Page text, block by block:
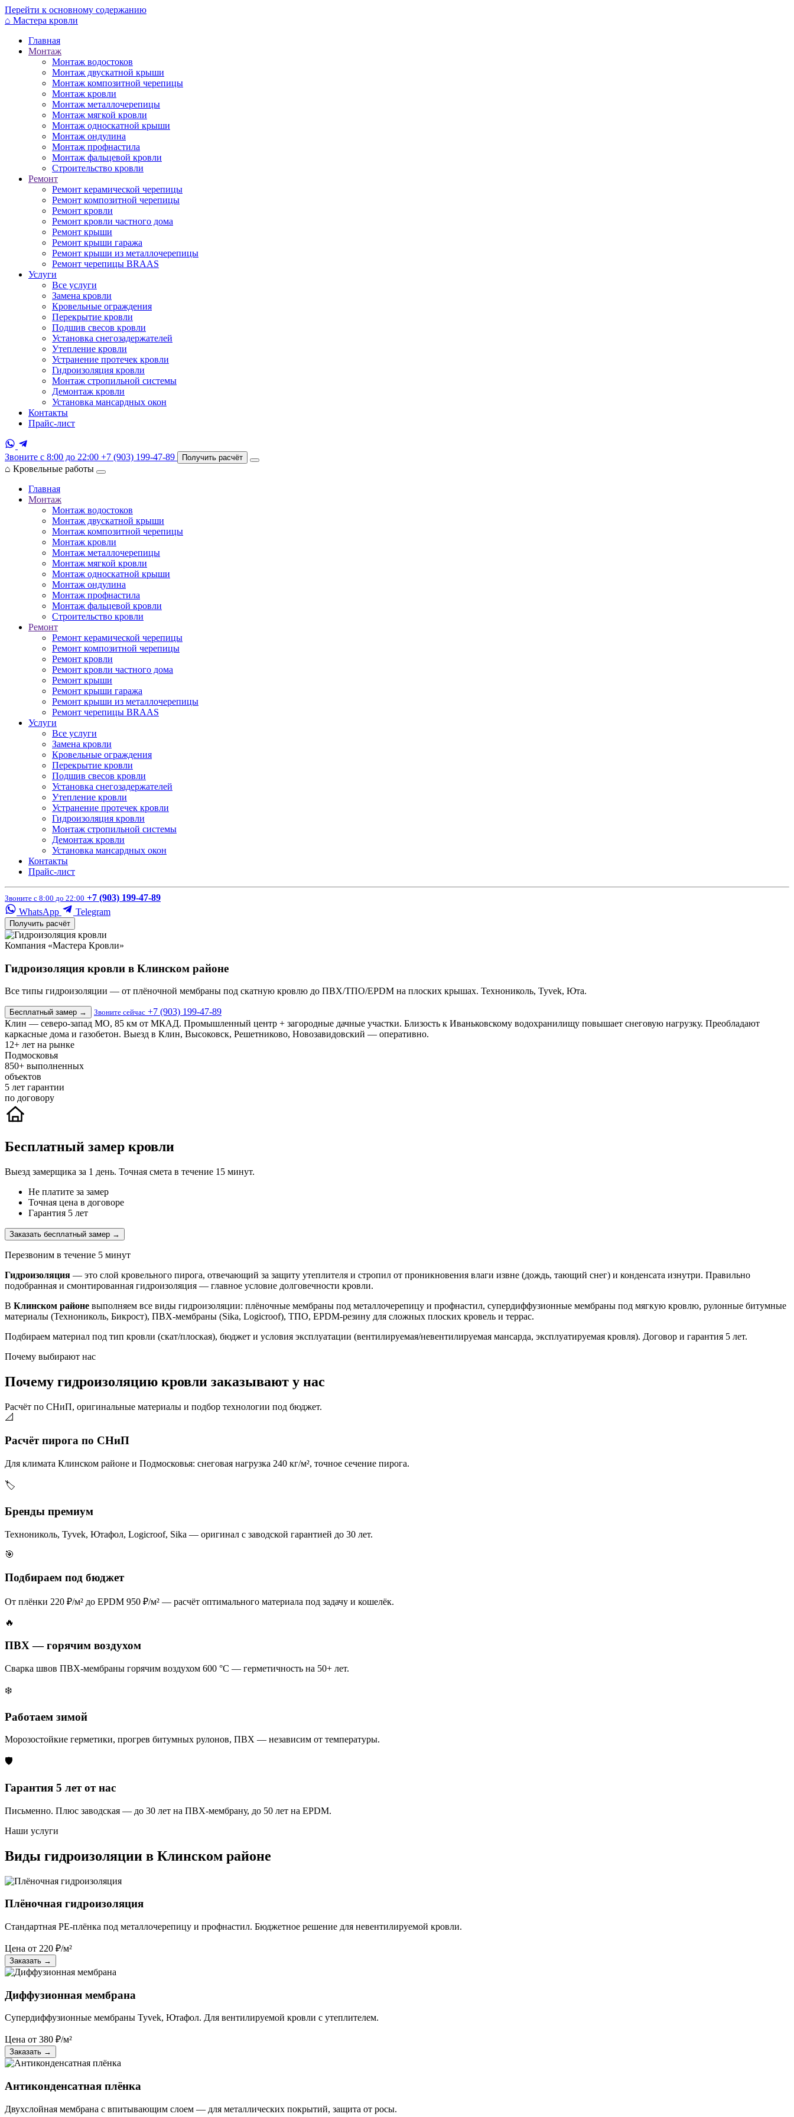
Перейти к основному содержанию
⌂ Мастера кровли
Главная
Монтаж
Монтаж водостоков
Монтаж двускатной крыши
Монтаж композитной черепицы
Монтаж кровли
Монтаж металлочерепицы
Монтаж мягкой кровли
Монтаж односкатной крыши
Монтаж ондулина
Монтаж профнастила
Монтаж фальцевой кровли
Строительство кровли
Ремонт
Ремонт керамической черепицы
Ремонт композитной черепицы
Ремонт кровли
Ремонт кровли частного дома
Ремонт крыши
Ремонт крыши гаража
Ремонт крыши из металлочерепицы
Ремонт черепицы BRAAS
Услуги
Все услуги
Замена кровли
Кровельные ограждения
Перекрытие кровли
Подшив свесов кровли
Установка снегозадержателей
Утепление кровли
Устранение протечек кровли
Гидроизоляция кровли
Монтаж стропильной системы
Демонтаж кровли
Установка мансардных окон
Контакты
Прайс-лист
Звоните с 8:00 до 22:00 +7 (903) 199-47-89 Получить расчёт
⌂ Кровельные работы
Главная
Монтаж
Монтаж водостоков
Монтаж двускатной крыши
Монтаж композитной черепицы
Монтаж кровли
Монтаж металлочерепицы
Монтаж мягкой кровли
Монтаж односкатной крыши
Монтаж ондулина
Монтаж профнастила
Монтаж фальцевой кровли
Строительство кровли
Ремонт
Ремонт керамической черепицы
Ремонт композитной черепицы
Ремонт кровли
Ремонт кровли частного дома
Ремонт крыши
Ремонт крыши гаража
Ремонт крыши из металлочерепицы
Ремонт черепицы BRAAS
Услуги
Все услуги
Замена кровли
Кровельные ограждения
Перекрытие кровли
Подшив свесов кровли
Установка снегозадержателей
Утепление кровли
Устранение протечек кровли
Гидроизоляция кровли
Монтаж стропильной системы
Демонтаж кровли
Установка мансардных окон
Контакты
Прайс-лист
Звоните с 8:00 до 22:00 +7 (903) 199-47-89
WhatsApp
Telegram
Получить расчёт
Компания «Мастера Кровли»
Гидроизоляция кровли в Клинском районе
Все типы гидроизоляции — от плёночной мембраны под скатную кровлю до ПВХ/ТПО/EPDM на плоских крышах. Технониколь, Tyvek, Юта.
Бесплатный замер → Звоните сейчас +7 (903) 199-47-89
Клин — северо-запад МО, 85 км от МКАД. Промышленный центр + загородные дачные участки. Близость к Иваньковскому водохранилищу повышает снеговую нагрузку. Преобладают
каркасные дома и газобетон. Выезд в Клин, Высоковск, Решетниково, Новозавидовский — оперативно.
12+ лет на рынке
Подмосковья
850+ выполненных
объектов
5 лет гарантии
по договору
Бесплатный замер кровли
Выезд замерщика за 1 день. Точная смета в течение 15 минут.
Не платите за замер
Точная цена в договоре
Гарантия 5 лет
Заказать бесплатный замер →
Перезвоним в течение 5 минут
Гидроизоляция — это слой кровельного пирога, отвечающий за защиту утеплителя и стропил от проникновения влаги извне (дождь, тающий снег) и конденсата изнутри. Правильно
подобранная и смонтированная гидроизоляция — главное условие долговечности кровли.
В Клинском районе выполняем все виды гидроизоляции: плёночные мембраны под металлочерепицу и профнастил, супердиффузионные мембраны под мягкую кровлю, рулонные битумные
материалы (Технониколь, Бикрост), ПВХ-мембраны (Sika, Logicroof), ТПО, EPDM-резину для сложных плоских кровель и террас.
Подбираем материал под тип кровли (скат/плоская), бюджет и условия эксплуатации (вентилируемая/невентилируемая мансарда, эксплуатируемая кровля). Договор и гарантия 5 лет.
Почему выбирают нас
Почему гидроизоляцию кровли заказывают у нас
Расчёт по СНиП, оригинальные материалы и подбор технологии под бюджет.
📐
Расчёт пирога по СНиП
Для климата Клинском районе и Подмосковья: снеговая нагрузка 240 кг/м², точное сечение пирога.
🏷️
Бренды премиум
Технониколь, Tyvek, Ютафол, Logicroof, Sika — оригинал с заводской гарантией до 30 лет.
🎯
Подбираем под бюджет
От плёнки 220 ₽/м² до EPDM 950 ₽/м² — расчёт оптимального материала под задачу и кошелёк.
🔥
ПВХ — горячим воздухом
Сварка швов ПВХ-мембраны горячим воздухом 600 °C — герметичность на 50+ лет.
❄️
Работаем зимой
Морозостойкие герметики, прогрев битумных рулонов, ПВХ — независим от температуры.
🛡️
Гарантия 5 лет от нас
Письменно. Плюс заводская — до 30 лет на ПВХ-мембрану, до 50 лет на EPDM.
Наши услуги
Виды гидроизоляции в Клинском районе
Плёночная гидроизоляция
Стандартная PE-плёнка под металлочерепицу и профнастил. Бюджетное решение для невентилируемой кровли.
Цена от 220 ₽/м²
Заказать →
Диффузионная мембрана
Супердиффузионные мембраны Tyvek, Ютафол. Для вентилируемой кровли с утеплителем.
Цена от 380 ₽/м²
Заказать →
Антиконденсатная плёнка
Двухслойная мембрана с впитывающим слоем — для металлических покрытий, защита от росы.